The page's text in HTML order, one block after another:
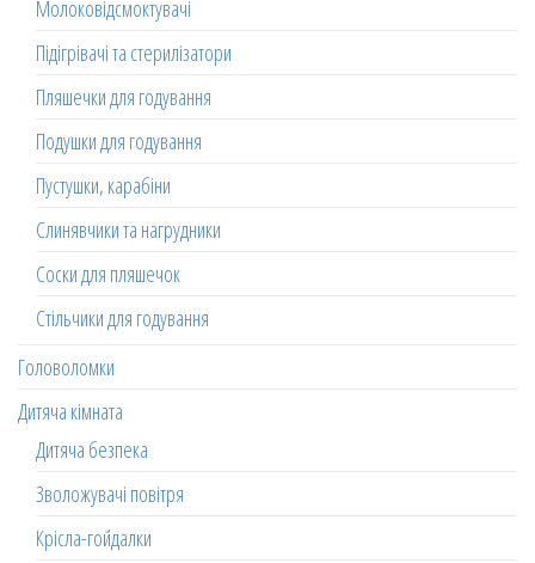
Молоковідсмоктувачі
Підігрівачі та стерилізатори
Пляшечки для годування
Подушки для годування
Пустушки, карабіни
Слинявчики та нагрудники
Соски для пляшечок
Стільчики для годування
Головоломки
Дитяча кімната
Дитяча безпека
Зволожувачі повітря
Крісла-гойдалки